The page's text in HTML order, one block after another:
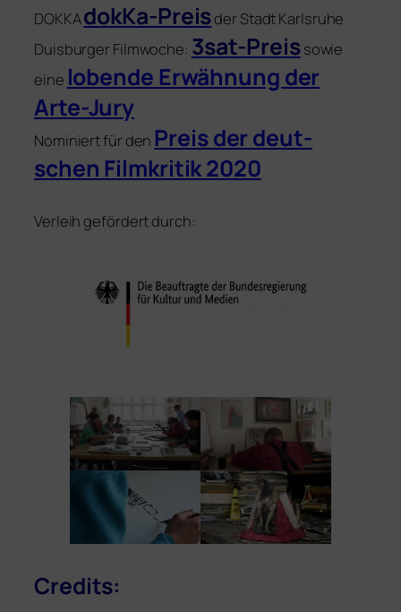
DOKKAdokKa-Preisder Stadt Karlsruhe
Duisburger Filmwoche: 3sat-Preissowie
eine loben­de Erwähnung der
Arte-Jury
Nominiert für den Preis der deut­
schen Filmkritik 2020
Verleih geför­dert durch:
Credits: